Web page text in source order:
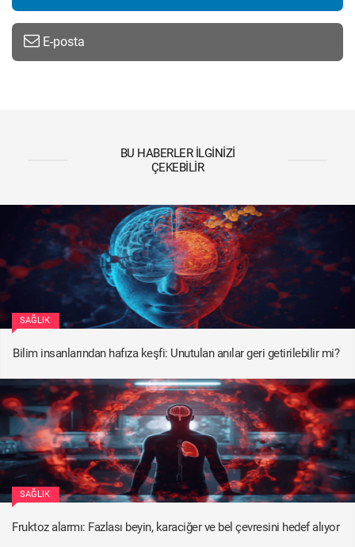
E-posta
BU HABERLER İLGINIZI
ÇEKEBILIR
SAĞLIK
Bilim insanlarından hafıza keşfi: Unutulan anılar geri getirilebilir mi?
SAĞLIK
Fruktoz alarmı: Fazlası beyin, karaciğer ve bel çevresini hedef alıyor